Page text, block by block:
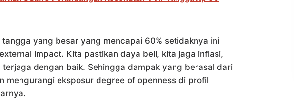
tangga yang besar yang mencapai 60% setidaknya ini
impact. Kita pastikan daya beli, kita jaga inflasi,
dengan baik. Sehingga dampak yang berasal dari
mengurangi eksposur degree of openness di profil